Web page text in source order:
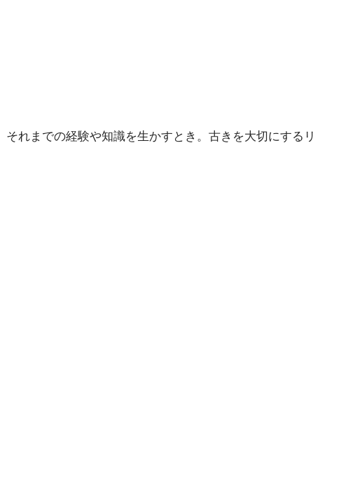
れまでの経験や知識を生かすとき。古きを大切にするリ